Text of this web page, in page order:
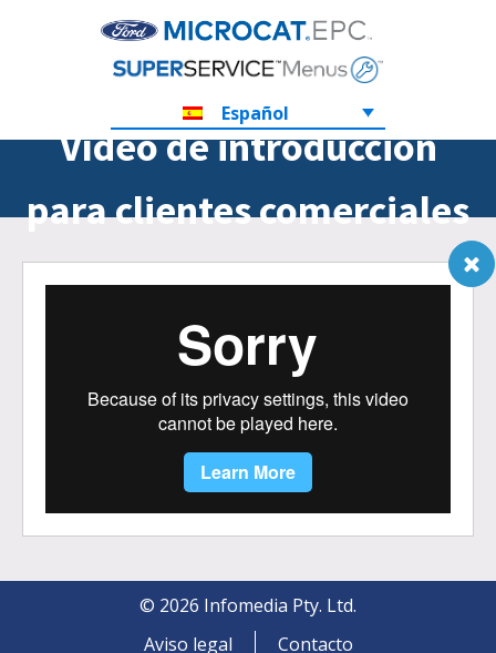
Español
Vídeo de introducción
para clientes comerciales
© 2026 Infomedia Pty. Ltd.
Aviso legal
Contacto